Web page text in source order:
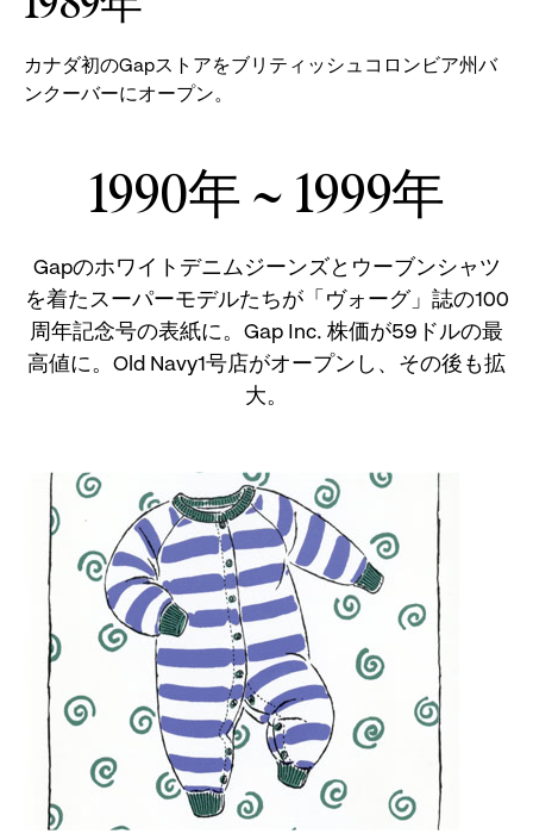
カナダ初のGapストアをブリティッシュコロンビア州バ
ンクーバーにオープン。
1990年 ~ 1999年
Gapのホワイトデニムジーンズとウーブンシャツ
を着たスーパーモデルたちが「ヴォーグ」誌の100
周年記念号の表紙に。Gap Inc. 株価が59ドルの最
高値に。Old Navy1号店がオープンし、その後も拡
大。